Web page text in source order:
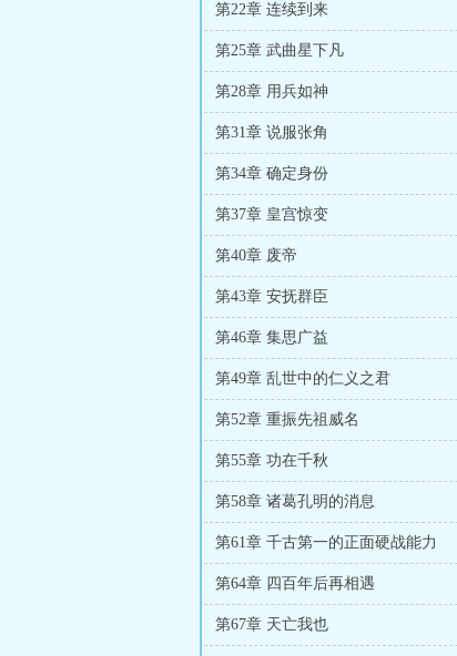
第22章 连续到来
第25章 武曲星下凡
第28章 用兵如神
第31章 说服张角
第34章 确定身份
第37章 皇宫惊变
第40章 废帝
第43章 安抚群臣
第46章 集思广益
第49章 乱世中的仁义之君
第52章 重振先祖威名
第55章 功在千秋
第58章 诸葛孔明的消息
第61章 千古第一的正面硬战能力
第64章 四百年后再相遇
第67章 天亡我也